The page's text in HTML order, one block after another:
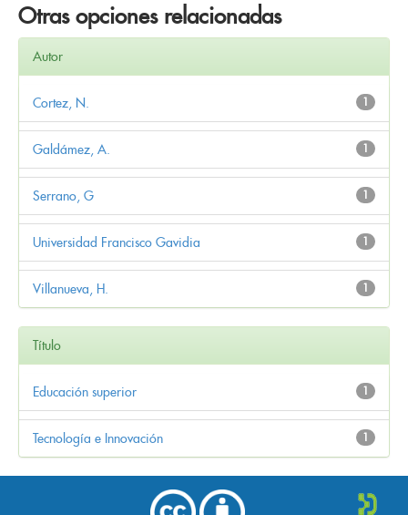
Otras opciones relacionadas
Autor
1
Cortez, N.
1
Galdámez, A.
1
Serrano, G
1
Universidad Francisco Gavidia
1
Villanueva, H.
Título
1
Educación superior
1
Tecnología e Innovación